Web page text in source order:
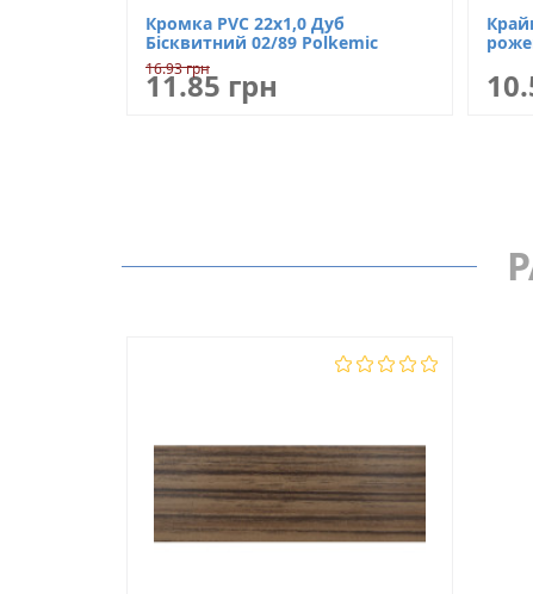
Кромка PVC 22х1,0 Дуб
Бісквитний 02/89 Polkemic
16.93 грн
11.85 грн